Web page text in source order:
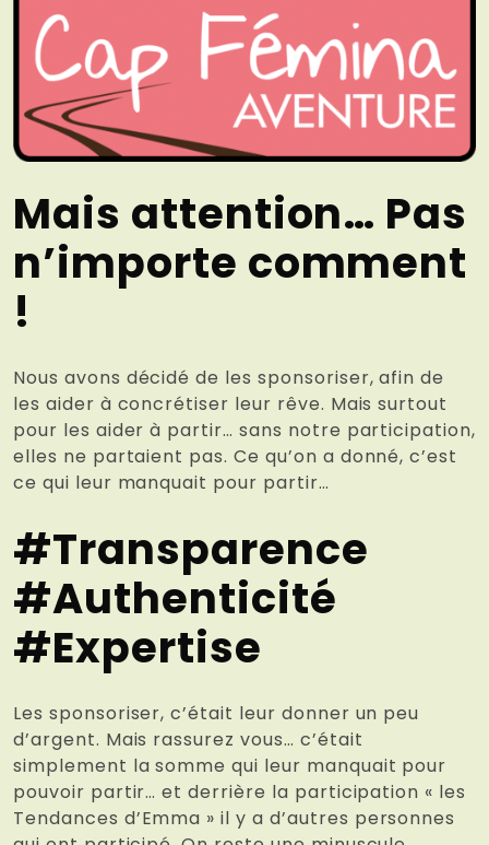
Mais attention… Pas
n’importe comment
!
Nous avons décidé de les sponsoriser, afin de
les aider à concrétiser leur rêve. Mais surtout
pour les aider à partir… sans notre participation,
elles ne partaient pas. Ce qu’on a donné, c’est
ce qui leur manquait pour partir…
#Transparence
#Authenticité
#Expertise
Les sponsoriser, c’était leur donner un peu
d’argent. Mais rassurez vous… c’était
simplement la somme qui leur manquait pour
pouvoir partir… et derrière la participation « les
Tendances d’Emma » il y a d’autres personnes